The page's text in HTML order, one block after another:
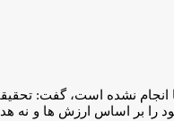
انجام نشده است، گفت:
را بر اساس ارزش ها و نه